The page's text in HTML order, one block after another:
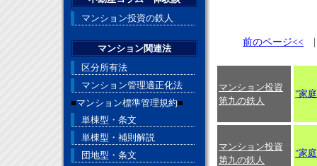
前のページ<<
マンション投資
第九の鉄人
"家
マンション投資
第九の鉄人
"家
マンション投資の鉄人
マンション関連法
区分所有法
マンション管理適正化法
■マンション標準管理規約■
単棟型・条文
単棟型・補則解説
団地型・条文